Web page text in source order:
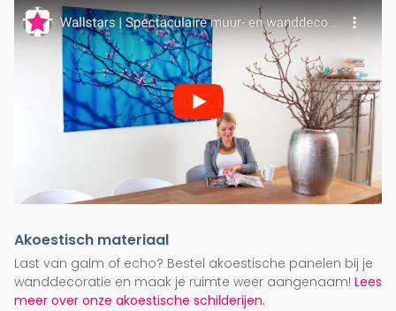
Akoestisch materiaal
Last van galm of echo? Bestel akoestische panelen bij je
wanddecoratie en maak je ruimte weer aangenaam! Lees
meer over onze akoestische schilderijen.